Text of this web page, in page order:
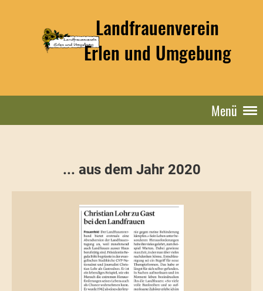
Landfrauenverein
Erlen und Umgebung
Menü
... aus dem Jahr 2020